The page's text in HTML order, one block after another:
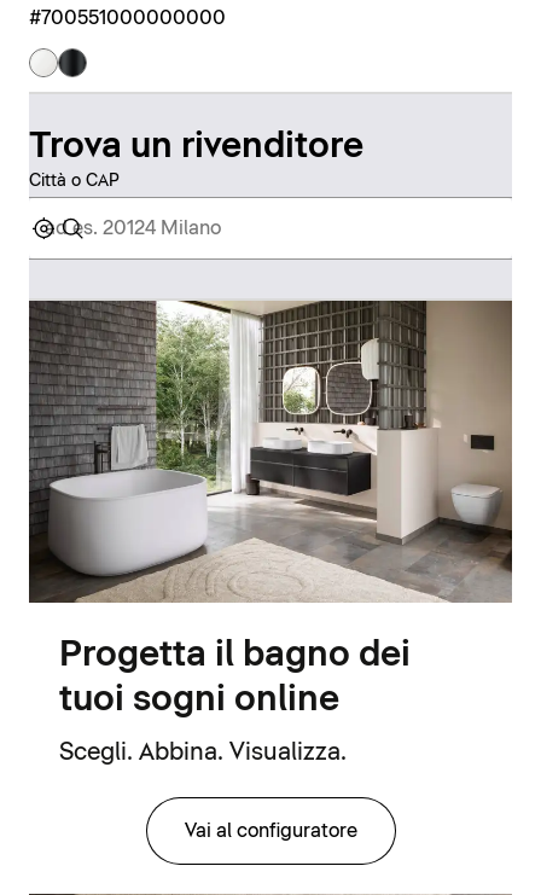
#700551000000000
Trova un rivenditore
Città o CAP
Progetta il bagno dei
tuoi sogni online
Scegli. Abbina. Visualizza.
Vai al configuratore